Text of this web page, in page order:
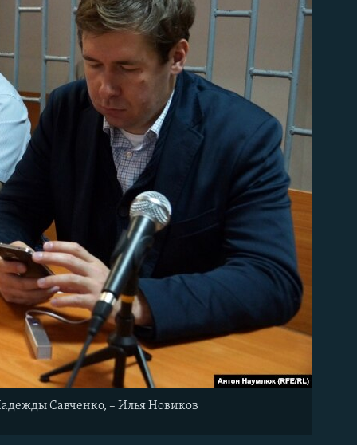
Савченко, – Илья Новиков